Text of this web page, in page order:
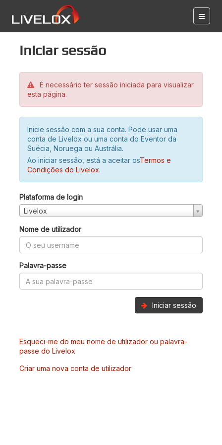
Iniciar sessão
É necessário ter sessão iniciada para visualizar
esta página.
Inicie sessão com a sua conta. Pode usar uma
conta de Livelox ou uma conta do Eventor da
Suécia, Noruega ou Austrália.
Ao iniciar sessão, está a aceitar osTermos e
Condições do Livelox.
Plataforma de login
Livelox
Nome de utilizador
Palavra-passe
Iniciar sessão
Esqueci-me do meu nome de utilizador ou palavra-
passe do Livelox
Criar uma nova conta de utilizador